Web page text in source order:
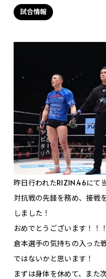
試合情報
昨日行われたRIZIN.46にて
対抗戦の先鋒を務め、接戦
しました！
おめでとうございます！！！
倉本選手の気持ちの入った
ではないかと思います！
まずは身体を休めて、また